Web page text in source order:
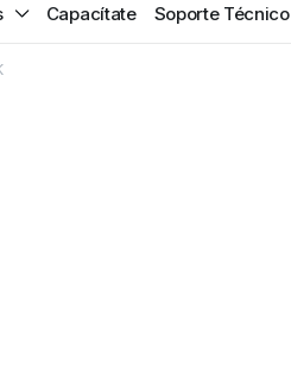
Capacítate Soporte Técnico